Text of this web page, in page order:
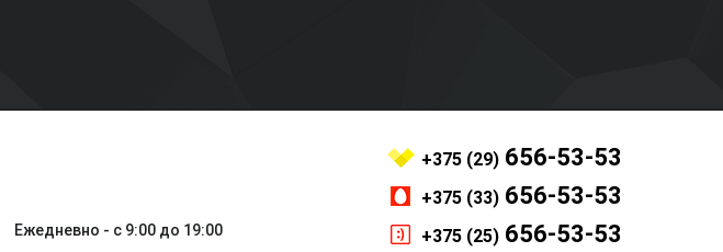
Ежедневно - с 9:00 до 19:00
+375 (29)656-53-53
+375 (33)656-53-53
+375 (25)656-53-53